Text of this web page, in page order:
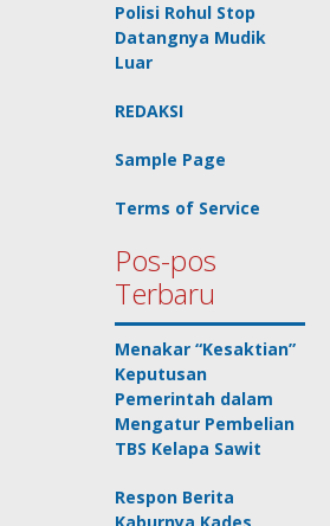
Polisi Rohul Stop
Datangnya Mudik
Luar
REDAKSI
Sample Page
Terms of Service
Pos-pos
Terbaru
Menakar “Kesaktian”
Keputusan
Pemerintah dalam
Mengatur Pembelian
TBS Kelapa Sawit
Respon Berita